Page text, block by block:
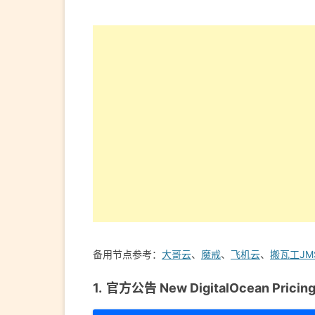
备用节点参考： 大哥云、 魔戒、 飞机云、 搬瓦工
官方公告 New DigitalOcean Pricing